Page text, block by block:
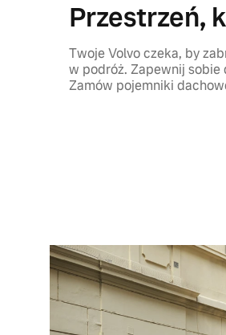
Przestrzeń,
Twoje Volvo czeka, by
w podróż. Zapewnij
Zamów pojemniki